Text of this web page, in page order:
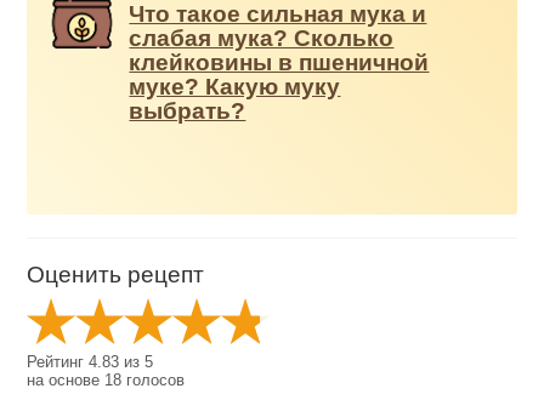
Что такое сильная мука и
слабая мука? Сколько
клейковины в пшеничной
муке? Какую муку
выбрать?
Оценить рецепт
Рейтинг4.83 из5
на основе 18 голосов